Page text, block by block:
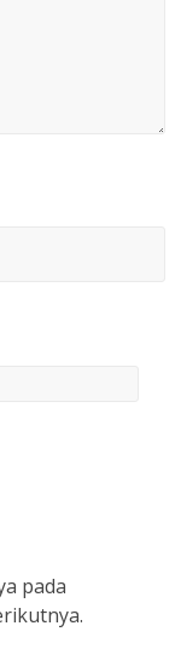
pada